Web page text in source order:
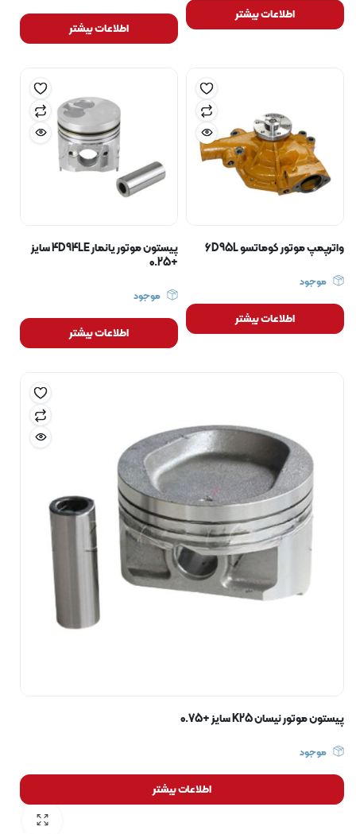
اطلاعات بیشتر
اطلاعات بیشتر
واترپمپ موتور کوماتسو 6D95L
موجود
اطلاعات بیشتر
پیستون موتور یانمار 4D94LE سایز
+0.25
موجود
اطلاعات بیشتر
پیستون موتور نیسان K25 سایز +0.75
موجود
اطلاعات بیشتر